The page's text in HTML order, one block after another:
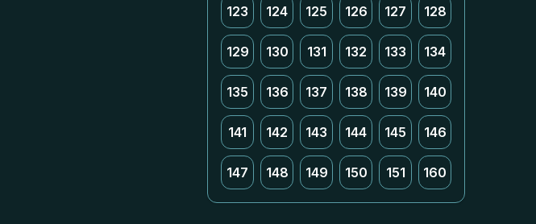
123 124 125 126 127 128
129 130 131 132 133 134
135 136 137 138 139 140
141 142 143 144 145 146
147 148 149 150 151 160